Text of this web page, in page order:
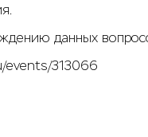
данных
events/313066